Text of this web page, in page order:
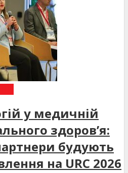
у медичній
здоров’я:
будують
на URC 2026